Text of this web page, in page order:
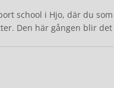
school i Hjo, där du
Den här gången blir